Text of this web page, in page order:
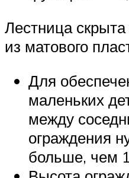
Лестница скрыта
из матового
Для
маленьких
между
ограждения
больше, чем